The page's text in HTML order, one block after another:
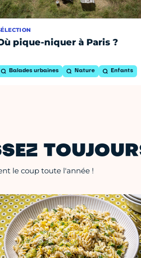
pique-niquer à Paris ?
Balades urbaines Nature Enfants
le coup toute l'année !